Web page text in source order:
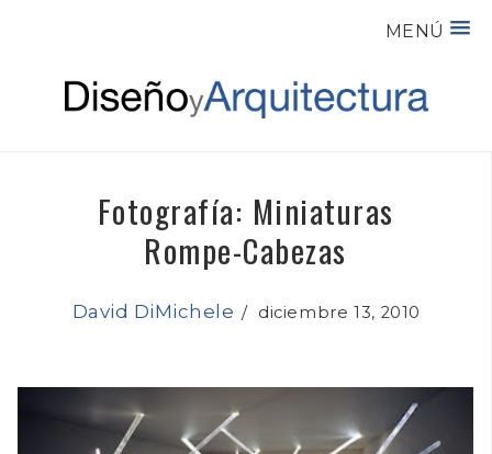
MENÚ
Fotografía: Miniaturas
Rompe-Cabezas
David DiMichele /diciembre 13, 2010